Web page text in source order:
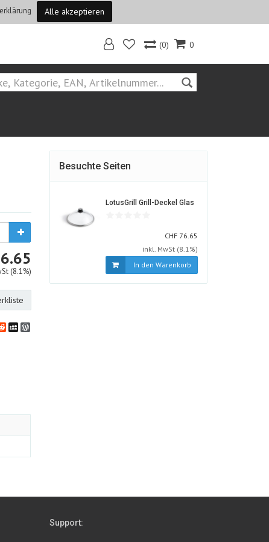
Alle akzeptieren
0
(0)
(8.1%)
RedditMySpaceWordPress
Besuchte Seiten
LotusGrill Grill-Deckel Glas316316-
CHF CHF
76.65
inkl. MwSt (8.1%)
In den Warenkorb
Support: